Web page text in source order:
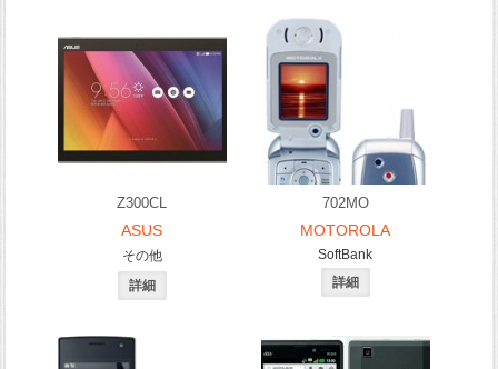
Z300CL
ASUS
その他
702MO
MOTOROLA
SoftBank